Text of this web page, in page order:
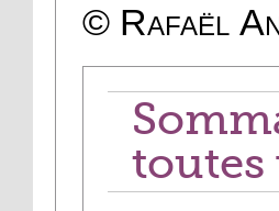
© Rafaël
toutes